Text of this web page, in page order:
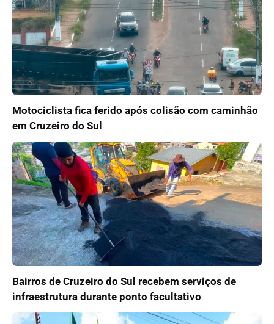
Motociclista fica ferido após colisão com caminhão
em Cruzeiro do Sul
Bairros de Cruzeiro do Sul recebem serviços de
infraestrutura durante ponto facultativo